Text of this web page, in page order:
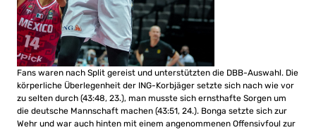
Fans waren nach Split gereist und unterstützten die DBB-Auswahl. Die
körperliche Überlegenheit der ING-Korbjäger setzte sich nach wie vor
zu selten durch (43:48, 23.), man musste sich ernsthafte Sorgen um
die deutsche Mannschaft machen (43:51, 24.). Bonga setzte sich zur
Wehr und war auch hinten mit einem angenommenen Offensivfoul zur